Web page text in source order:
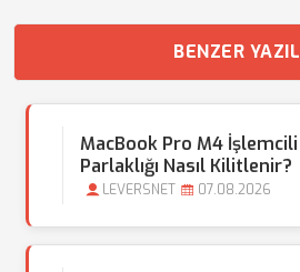
BENZER
MacBook Pro M4
Parlaklığı Nasıl Kilitlenir?
LEVERSNET 07.08.2026